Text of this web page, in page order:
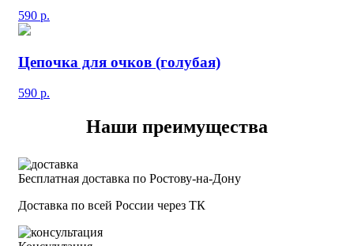
590 р.
Цепочка для очков (голубая)
590 р.
Наши преимущества
Бесплатная доставка по Ростову-на-Дону
Доставка по всей России через ТК